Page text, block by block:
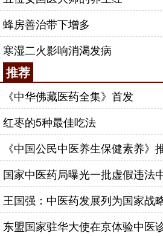
烧原因不明，并全身衰竭而通知
脘腹胀闷，恶心欲呕，不欲进
知其高热发作之前，伴见恶寒症
苔垢特别厚腻而黄白相兼，脉象
正反映了此病的病证特点。舌
热郁遏气分之象也；脉弦数有力
也。急拟达原饮合大柴胡汤，一
下午高热控制未发。服第3剂之
后，诸症悉平。
中医治病用药必须因证选方
尤须准确。在选定主方之后，用
选方的准确与否，取决于对方
用的程度；用药的果断与否，取
蜂房善治带下增多
寒湿二火影响消渴发病
推荐
《中华佛藏医药全集》首发
红枣的5种最佳吃法
《中国公民中医养生保健素养》
国家中医药局曝光一批虚假违法
王国强：中医药发展列为国家战
东盟国家驻华大使在京体验中医